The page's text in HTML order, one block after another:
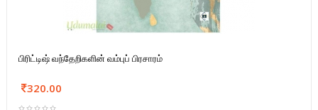
பிரிட்டிஷ் வந்தேறிகளின் வம்புப் பிரசாரம்
320.00